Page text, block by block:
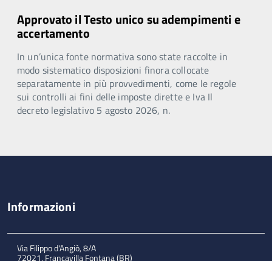
Approvato il Testo unico su adempimenti e
accertamento
In un’unica fonte normativa sono state raccolte in
modo sistematico disposizioni finora collocate
separatamente in più provvedimenti, come le regole
sui controlli ai fini delle imposte dirette e Iva Il
decreto legislativo 5 agosto 2026, n.
Informazioni
Via Filippo d'Angiò, 8/A
72021, Francavilla Fontana (BR)